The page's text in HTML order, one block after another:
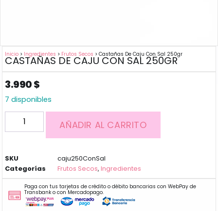
Inicio > Ingredientes > Frutos Secos > Castañas De Caju Con Sal 250gr
CASTAÑAS DE CAJU CON SAL 250GR
3.990$
7 disponibles
AÑADIR AL CARRITO
SKU
caju250ConSal
Categorías
Frutos Secos,Ingredientes
Paga con tus tarjetas de crédito o débito bancarias con WebPay de
Transbank o con Mercadopago.